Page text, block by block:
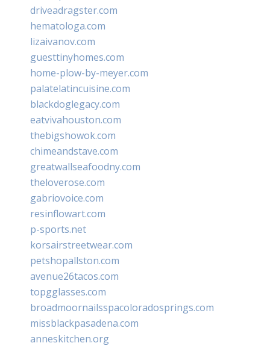
driveadragster.com
hematologa.com
lizaivanov.com
guesttinyhomes.com
home-plow-by-meyer.com
palatelatincuisine.com
blackdoglegacy.com
eatvivahouston.com
thebigshowok.com
chimeandstave.com
greatwallseafoodny.com
theloverose.com
gabriovoice.com
resinflowart.com
p-sports.net
korsairstreetwear.com
petshopallston.com
avenue26tacos.com
topgglasses.com
broadmoornailsspacoloradosprings.com
missblackpasadena.com
anneskitchen.org